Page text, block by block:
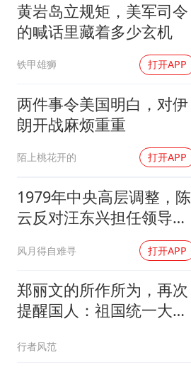
黄岩岛立规矩，美军司令
的喊话里藏着多少玄机
铁甲雄狮 打开APP
两件事令美国明白，对伊
朗开战麻烦重重
陌上桃花开的 打开APP
1979年中央高层调整，陈
云反对汪东兴担任领导职
风月得自难寻 打开APP
郑丽文的所作所为，再次
提醒国人：祖国统一大
行者风范